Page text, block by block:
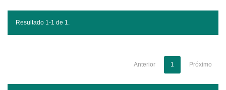
Resultado 1-1 de 1.
Anterior 1 Próximo